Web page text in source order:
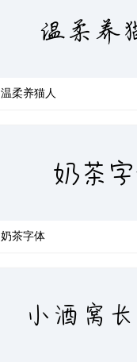
温柔养
温柔养猫人
奶茶
奶茶字体
小酒窝